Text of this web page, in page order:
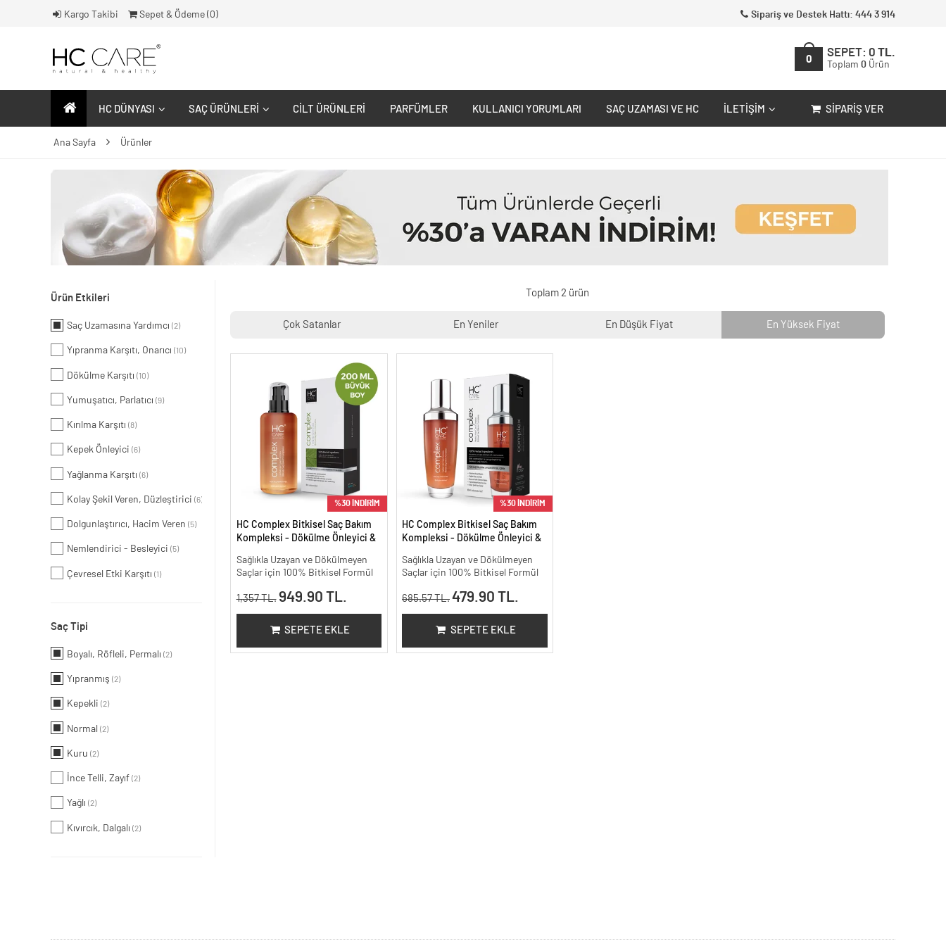
Kargo Takibi Sepet & Ödeme ( 0) Sipariş ve Destek Hattı: 444 3 914
0
SEPET: 0 TL.
Toplam 0 Ürün
HC DÜNYASI SAÇ ÜRÜNLERI CILT ÜRÜNLERI PARFÜMLER KULLANICI YORUMLARI SAÇ UZAMASI VE HC İLETIŞIM SIPARIŞ VER
Ana Sayfa Ürünler
Ürün Etkileri
Saç Uzamasına Yardımcı (2)
Yıpranma Karşıtı, Onarıcı (10)
Dökülme Karşıtı (10)
Yumuşatıcı, Parlatıcı (9)
Kırılma Karşıtı (8)
Kepek Önleyici (6)
Yağlanma Karşıtı (6)
Kolay Şekil Veren, Düzleştirici (6)
Dolgunlaştırıcı, Hacim Veren (5)
Nemlendirici - Besleyici (5)
Çevresel Etki Karşıtı (1)
Saç Tipi
Boyalı, Röfleli, Permalı (2)
Yıpranmış (2)
Kepekli (2)
Normal (2)
Kuru (2)
İnce Telli, Zayıf (2)
Yağlı (2)
Kıvırcık, Dalgalı (2)
Toplam 2 ürün
Çok Satanlar En Yeniler En Düşük Fiyat En Yüksek Fiyat
%30 İNDİRİM
HC Complex Bitkisel Saç Bakım
Kompleksi - Dökülme Önleyici &
200 ml.
Sağlıkla Uzayan ve Dökülmeyen
Saçlar için 100% Bitkisel Formül
1,357 TL. 949.90 TL.
SEPETE EKLE
%30 İNDİRİM
HC Complex Bitkisel Saç Bakım
Kompleksi - Dökülme Önleyici &
100 ml
Sağlıkla Uzayan ve Dökülmeyen
Saçlar için 100% Bitkisel Formül
685.57 TL. 479.90 TL.
SEPETE EKLE